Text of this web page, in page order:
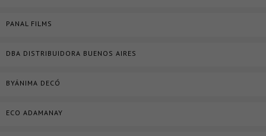
PANAL FILMS
DBA DISTRIBUIDORA BUENOS AIRES
BYÁNIMA DECÓ
ECO ADAMANAY